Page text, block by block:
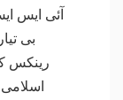
آئی ایس
بی
رینکس